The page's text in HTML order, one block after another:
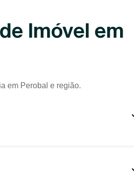
Imóvel em
em Perobal e região.